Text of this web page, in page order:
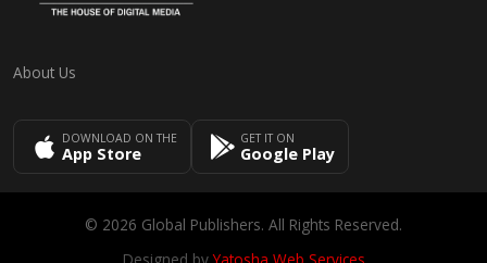
About Us
DOWNLOAD ON THE
App Store
GET IT ON
Google Play
© 2026 Global Publishers. All Rights Reserved.